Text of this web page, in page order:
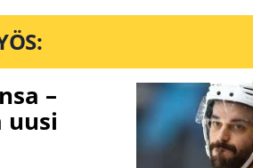
–
uusi